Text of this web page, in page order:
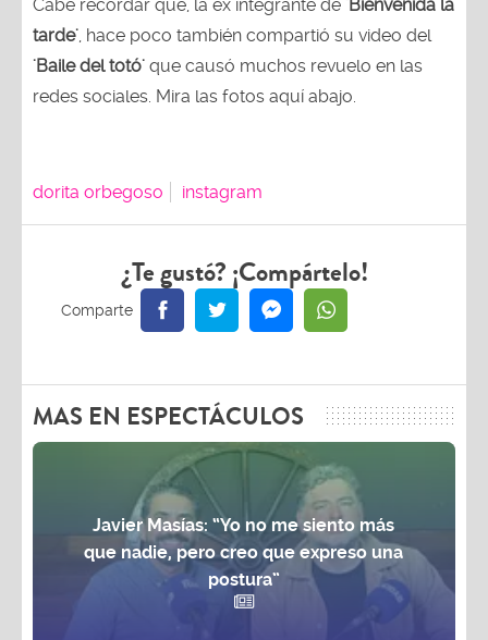
Cabe recordar que, la ex integrante de 'Bienvenida la
tarde' , hace poco también compartió su video del
'Baile del totó' que causó muchos revuelo en las
redes sociales. Mira las fotos aquí abajo.
dorita orbegoso instagram
¿Te gustó? ¡Compártelo!
MAS EN ESPECTÁCULOS
Javier Masías: “Yo no me siento más
que nadie, pero creo que expreso una
postura”